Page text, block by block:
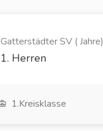
Gatterstädter SV ( Jahre)
1. Herren
1.Kreisklasse